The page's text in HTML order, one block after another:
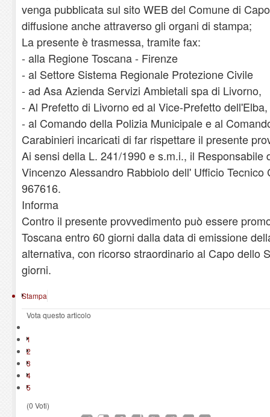
venga pubblicata sul sito WEB del Comune di
diffusione anche attraverso gli organi di stampa;
La presente è trasmessa, tramite fax:
- alla Regione Toscana - Firenze
- al Settore Sistema Regionale Protezione Civile
- ad Asa Azienda Servizi Ambietali spa di Livorno,
- Al Prefetto di Livorno ed al Vice-Prefetto dell'Elba,
- al Comando della Polizia Municipale e al
Carabinieri incaricati di far rispettare il presente
Ai sensi della L. 241/1990 e s.m.i., il Responsabile
Vincenzo Alessandro Rabbiolo dell' Ufficio Tecnico
967616.
Informa
Contro il presente provvedimento può essere
Toscana entro 60 giorni dalla data di emissione
alternativa, con ricorso straordinario al Capo dello
giorni.
Stampa
Vota questo articolo
1
2
3
4
5
(0 Voti)